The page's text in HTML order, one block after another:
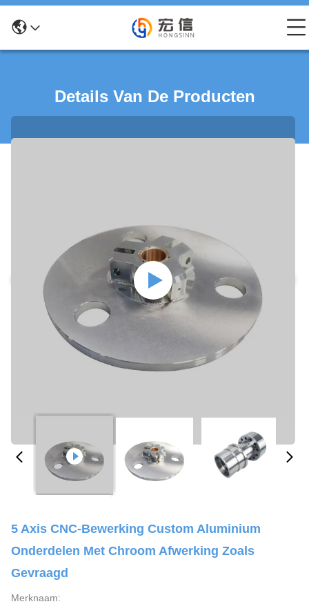
Details Van De Producten
5 Axis CNC-Bewerking Custom Aluminium
Onderdelen Met Chroom Afwerking Zoals
Gevraagd
Merknaam: